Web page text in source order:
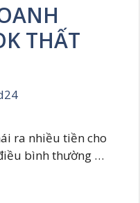
THẤT
ra nhiều tiền cho
bình thường …